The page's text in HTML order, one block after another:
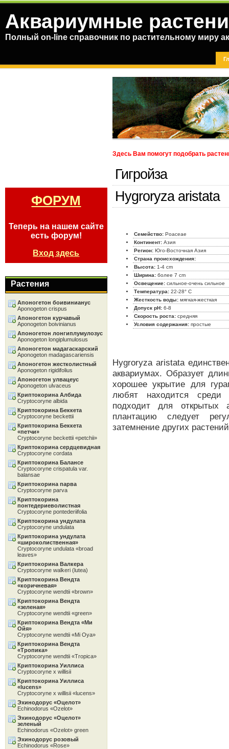
Аквариумные
Полный on-line справочник по растительному миру
Здесь Вам помогут подобрать
Гигройза
Hygroryza aristata
Семейство: Poaceae
Континент: Азия
Регион: Юго-Восточная Азия
Страна происхождения:
Высота: 1-4 cm
Ширина: более 7 cm
Освещение: сильное-очень сильное
Температура: 22-28° C
Жесткость воды: мягкая-жесткая
Допуск pH: 6-8
Скорость роста: средняя
Условия содержания: простые
Hygroryza aristata
аквариумах. Образует
хорошее укрытие для
любят находится среди
подходит для открытых
плантацию следует
затемнение других
ФОРУМ
Теперь на нашем сайте
есть форум!
Вход здесь
Растения
Апоногетон боивинианус
Aponogeton crispus
Апоногетон курчавый
Aponogeton boivinianus
Апоногетон лонгиплумулозус
Aponogeton longiplumulosus
Апоногетон мадагаскарский
Aponogeton madagascariensis
Апоногетон жестколистный
Aponogeton rigidifolius
Апоногетон улвацеус
Aponogeton ulvaceus
Криптокорина Албида
Cryptocoryne albida
Криптокорина Беккета
Cryptocoryne beckettii
Криптокорина Беккета
«петчи»
Cryptocoryne beckettii «petchii»
Криптокорина сердцевидная
Cryptocoryne cordata
Криптокорина Балансе
Cryptocoryne crispatula var.
balansae
Криптокорина парва
Cryptocoryne parva
Криптокорина
понтедериеволистная
Cryptocoryne pontederiifolia
Криптокорина ундулата
Cryptocoryne undulata
Криптокорина ундулата
«широколиственная»
Cryptocoryne undulata «broad
leaves»
Криптокорина Валкера
Cryptocoryne walkeri (lutea)
Криптокорина Вендта
«коричневая»
Cryptocoryne wendtii «brown»
Криптокорина Вендта
«зеленая»
Cryptocoryne wendtii «green»
Криптокорина Вендта «Ми
Ойя»
Cryptocoryne wendtii «Mi Oya»
Криптокорина Вендта
«Тропика»
Cryptocoryne wendtii «Tropica»
Криптокорина Уиллиса
Cryptocoryne x willisii
Криптокорина Уиллиса
«lucens»
Cryptocoryne x willisii «lucens»
Эхинодорус «Oцелот»
Echinodorus «Ozelot»
Эхинодорус «Oцелот»
зеленый
Echinodorus «Ozelot» green
Эхинодорус розовый
Echinodorus «Rose»